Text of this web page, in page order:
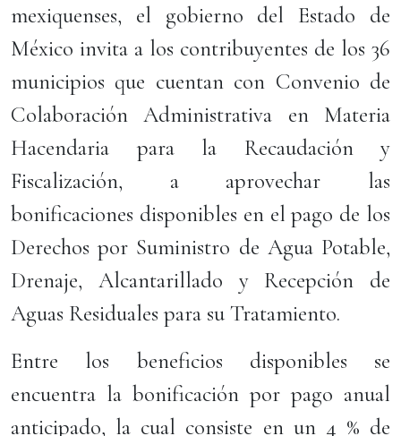
mexiquenses, el gobierno del Estado de
México invita a los contribuyentes de los 36
municipios que cuentan con Convenio de
Colaboración Administrativa en Materia
Hacendaria para la Recaudación y
Fiscalización, a aprovechar las
bonificaciones disponibles en el pago de los
Derechos por Suministro de Agua Potable,
Drenaje, Alcantarillado y Recepción de
Aguas Residuales para su Tratamiento.
Entre los beneficios disponibles se
encuentra la bonificación por pago anual
anticipado, la cual consiste en un 4 % de